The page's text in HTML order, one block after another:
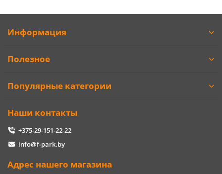
Информация
Полезное
Популярные категории
Наши контакты
+375-29-151-22-22
info@f-park.by
Адрес нашего магазина